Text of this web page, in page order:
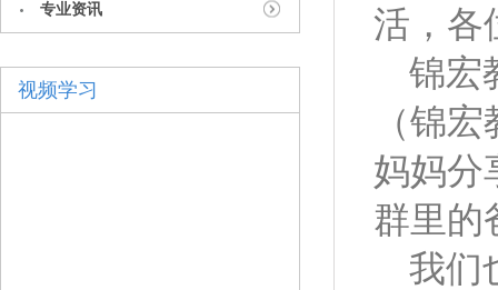
专业资讯
视频学习
活，各
锦宏
（锦
妈妈分
群里的
我们